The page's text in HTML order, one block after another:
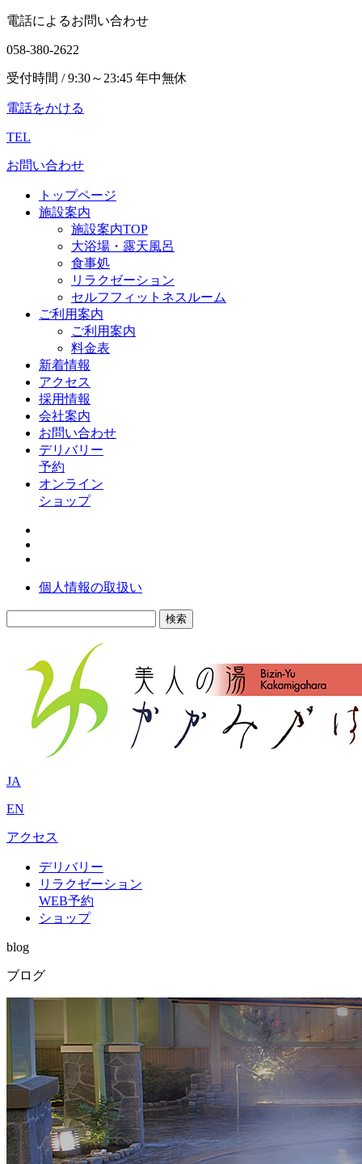
電話によるお問い合わせ
058-380-2622
受付時間 / 9:30～23:45 年中無休
電話をかける
TEL
お問い合わせ
トップページ
施設案内
施設案内TOP
大浴場・露天風呂
食事処
リラクゼーション
セルフフィットネスルーム
ご利用案内
ご利用案内
料金表
新着情報
アクセス
採用情報
会社案内
お問い合わせ
デリバリー
予約
オンライン
ショップ
個人情報の取扱い
JA
EN
アクセス
デリバリー
リラクゼーション
WEB予約
ショップ
blog
ブログ